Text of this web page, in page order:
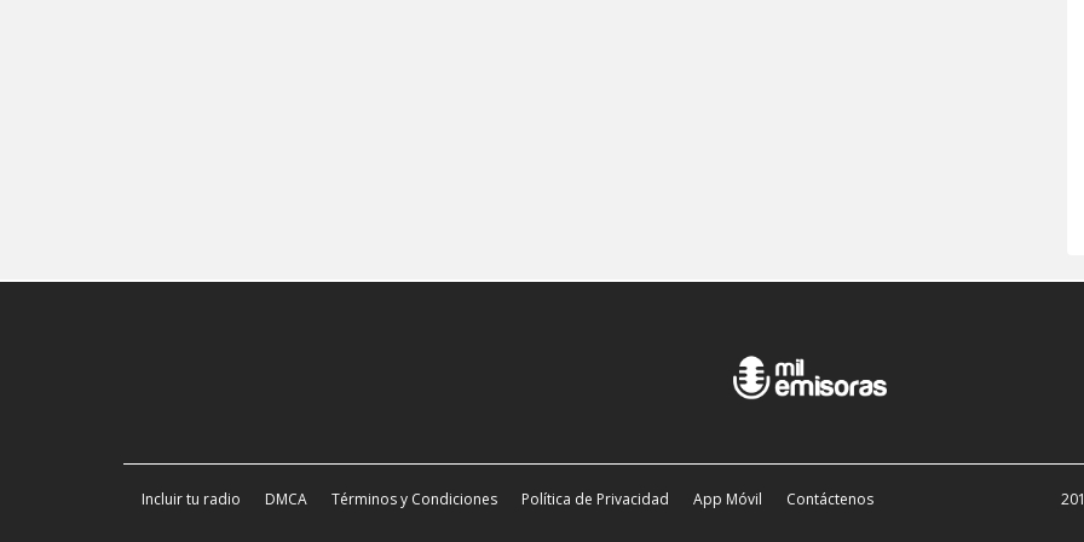
Incluir tu radio DMCA Términos y Condiciones Política de Privacidad App Móvil Contáctenos